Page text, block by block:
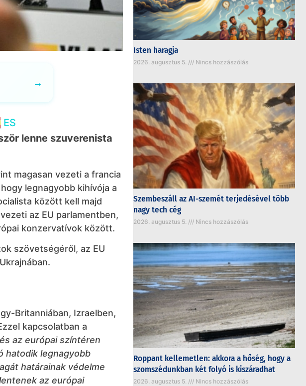
→
ES
lenne szuverenista
magasan vezeti a francia
legnagyobb kihívója a
között kell majd
az EU parlamentben,
konzervatívok között.
szövetségéről, az EU
Britanniában, Izraelben,
kapcsolatban a
az európai színtéren
hatodik legnagyobb
határainak védelme
az európai
Isten haragja
2026. augusztus 5. Nincs hozzászólás
Szembeszáll az AI-szemét terjedésével több
nagy tech cég
2026. augusztus 5. Nincs hozzászólás
Roppant kellemetlen: akkora a hőség, hogy a
szomszédunkban két folyó is kiszáradhat
2026. augusztus 5. Nincs hozzászólás